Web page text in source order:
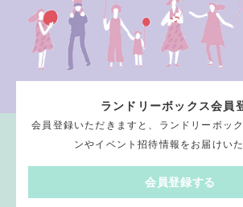
ランドリーボックス会員
会員登録いただきますと、ランドリーボッ
ンやイベント招待情報をお届けいた
会員登録する